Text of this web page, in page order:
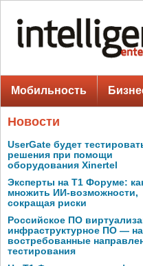
Мобильность
Новости
UserGate будет
решения при помощи
оборудования Xinertel
Эксперты на Т1 Форуме:
множить ИИ-возможности,
сокращая риски
Российское ПО
инфраструктурное ПО —
востребованные
тестирования